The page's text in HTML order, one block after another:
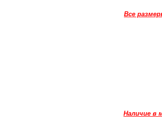
Все
Наличие в